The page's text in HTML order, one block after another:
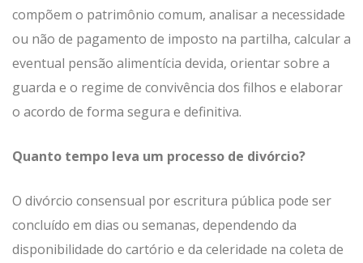
compõem o patrimônio comum, analisar a necessidade
ou não de pagamento de imposto na partilha, calcular a
eventual pensão alimentícia devida, orientar sobre a
guarda e o regime de convivência dos filhos e elaborar
o acordo de forma segura e definitiva.
Quanto tempo leva um processo de divórcio?
O divórcio consensual por escritura pública pode ser
concluído em dias ou semanas, dependendo da
disponibilidade do cartório e da celeridade na coleta de